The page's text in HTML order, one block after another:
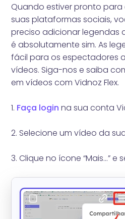
Quando estiver pronto
suas plataformas sociais,
preciso adicionar legendas
é absolutamente sim. As
fácil para os espectadores
vídeos. Siga-nos e saiba
em vídeos com Vidnoz Flex.
1. Faça login na sua conta
2. Selecione um vídeo da
3. Clique no ícone “Mais...” e